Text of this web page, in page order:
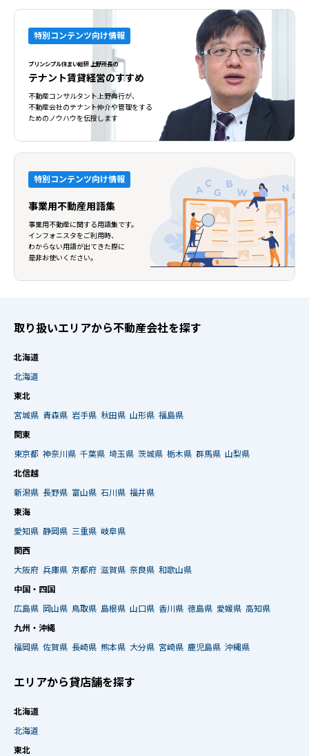
特別コンテンツ向け情報
プリンシプル住まい総研 上野所長の
テナント賃貸経営のすすめ
不動産コンサルタント上野典行が、
不動産会社のテナント仲介や管理をする
ためのノウハウを伝授します
特別コンテンツ向け情報
事業用不動産用語集
事業用不動産に関する用語集です。
インフォニスタをご利用時、
わからない用語が出てきた際に
是非お使いください。
取り扱いエリアから不動産会社を探す
北海道
北海道
東北
宮城県 青森県 岩手県 秋田県 山形県 福島県
関東
東京都 神奈川県 千葉県 埼玉県 茨城県 栃木県 群馬県 山梨県
北信越
新潟県 長野県 富山県 石川県 福井県
東海
愛知県 静岡県 三重県 岐阜県
関西
大阪府 兵庫県 京都府 滋賀県 奈良県 和歌山県
中国・四国
広島県 岡山県 鳥取県 島根県 山口県 香川県 徳島県 愛媛県 高知県
九州・沖縄
福岡県 佐賀県 長崎県 熊本県 大分県 宮崎県 鹿児島県 沖縄県
エリアから貸店舗を探す
北海道
北海道
東北